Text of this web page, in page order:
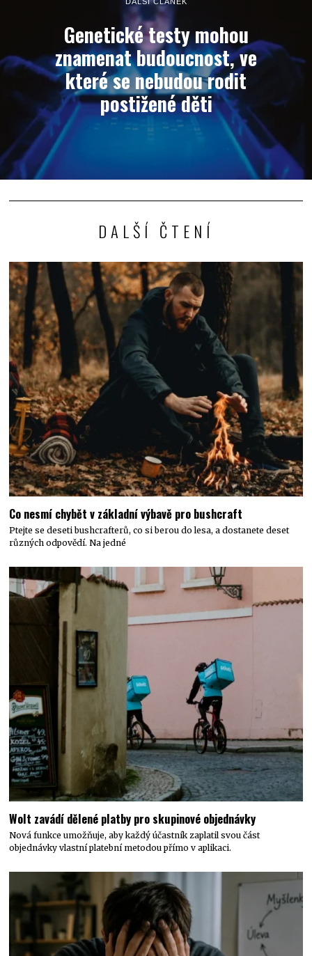
Genetické testy mohou
znamenat budoucnost, ve
které se nebudou rodit
postižené děti
DALŠÍ ČTENÍ
Co nesmí chybět v základní výbavě pro bushcraft
Ptejte se deseti bushcrafterů, co si berou do lesa, a dostanete deset
různých odpovědí. Na jedné
Wolt zavádí dělené platby pro skupinové objednávky
Nová funkce umožňuje, aby každý účastník zaplatil svou část
objednávky vlastní platební metodou přímo v aplikaci.